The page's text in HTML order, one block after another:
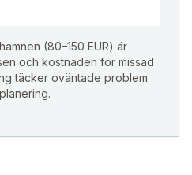
(80–150 EUR) är
och kostnaden för missad
täcker oväntade problem